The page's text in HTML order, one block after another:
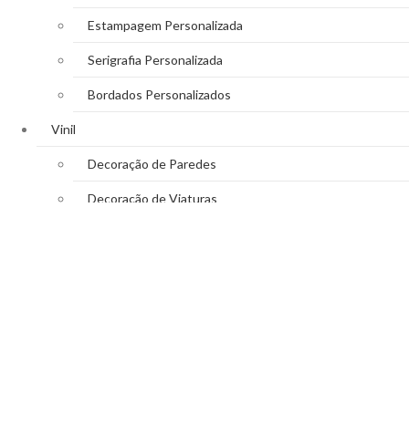
Estampagem Personalizada
Serigrafia Personalizada
Bordados Personalizados
Vinil
Decoração de Paredes
Decoração de Viaturas